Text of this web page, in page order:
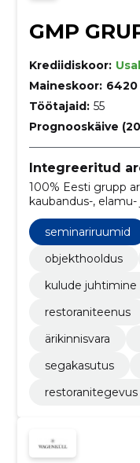
GMP
Krediidiskoor:
Maineskoor: 6420
Töötajaid: 55
Prognooskäive
Integreeritud
100% Eesti grupp
kaubandus-,
usaldusväärset
varahaldust
seminariruumid
objekthooldus
kulude juhtimine
restoraniteenus
ärikinnisvara
segakasutus
restoranitegevus